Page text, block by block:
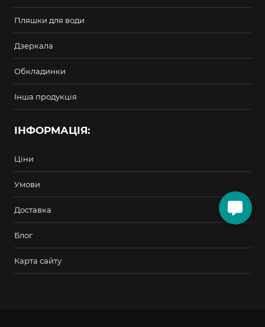
Пляшки для води
Дзеркала
Обкладинки
Інша продукція
ІНФОРМАЦІЯ:
Ціни
Умови
Доставка
Блог
Карта сайту